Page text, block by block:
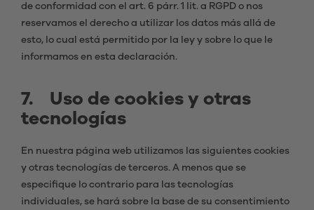
de conformidad con el art. 6 párr. 1 lit. a RGPD o nos
reservamos el derecho a utilizar los datos más allá de
esto, lo cual está permitido por la ley y sobre lo que le
informamos en esta declaración.
7. Uso de cookies y otras
tecnologías
En nuestra página web utilizamos las siguientes cookies
y otras tecnologías de terceros. A menos que se
especifique lo contrario para las tecnologías
individuales, se hará sobre la base de su consentimiento